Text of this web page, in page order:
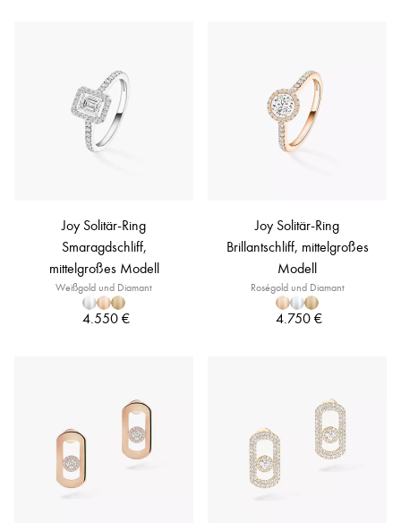
Joy Solitär-Ring
Smaragdschliff,
mittelgroßes Modell
Weißgold und Diamant
4.550 €
Joy Solitär-Ring
Brillantschliff, mittelgroßes
Modell
Roségold und Diamant
4.750 €